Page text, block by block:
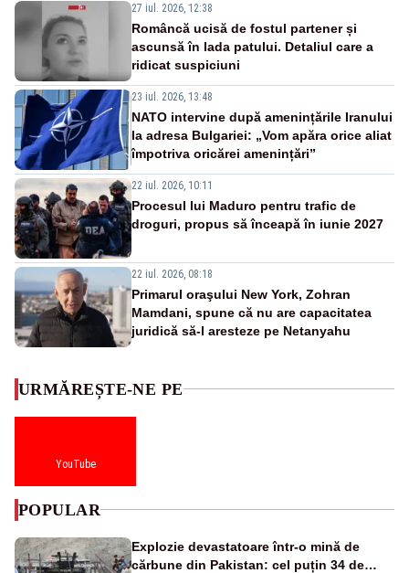
27 iul. 2026, 12:38
Româncă ucisă de fostul partener și
ascunsă în lada patului. Detaliul care a
ridicat suspiciuni
23 iul. 2026, 13:48
NATO intervine după amenințările Iranului
la adresa Bulgariei: „Vom apăra orice aliat
împotriva oricărei amenințări”
22 iul. 2026, 10:11
Procesul lui Maduro pentru trafic de
droguri, propus să înceapă în iunie 2027
22 iul. 2026, 08:18
Primarul oraşului New York, Zohran
Mamdani, spune că nu are capacitatea
juridică să-l aresteze pe Netanyahu
URMĂREȘTE-NE PE
YouTube
POPULAR
Explozie devastatoare într-o mină de
cărbune din Pakistan: cel puțin 34 de